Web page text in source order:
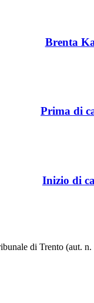
Brenta
Prima di
Inizio di
di Trento (aut.